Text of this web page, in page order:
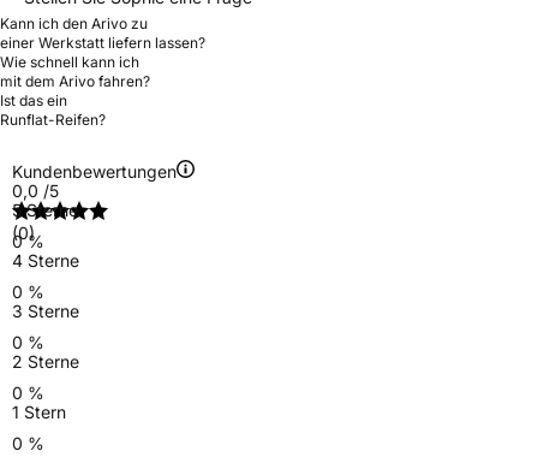
Kann ich den Arivo zu
einer Werkstatt liefern lassen?
Wie schnell kann ich
mit dem Arivo fahren?
Ist das ein
Runflat-Reifen?
Kundenbewertungen
0,0 /5
(0)
5 Sterne
0 %
4 Sterne
0 %
3 Sterne
0 %
2 Sterne
0 %
1 Stern
0 %